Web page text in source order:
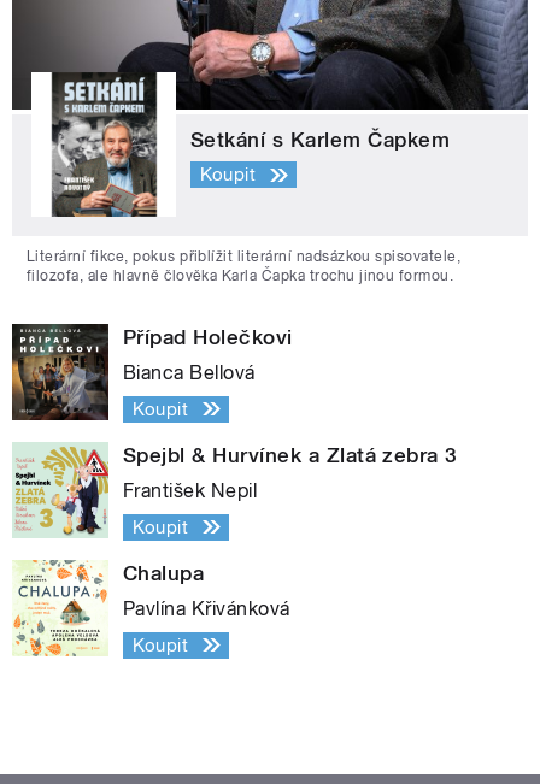
Setkání s Karlem Čapkem
Koupit
Literární fikce, pokus přiblížit literární nadsázkou spisovatele,
filozofa, ale hlavně člověka Karla Čapka trochu jinou formou.
Případ Holečkovi
Bianca Bellová
Koupit
Spejbl & Hurvínek a Zlatá zebra 3
František Nepil
Koupit
Chalupa
Pavlína Křivánková
Koupit